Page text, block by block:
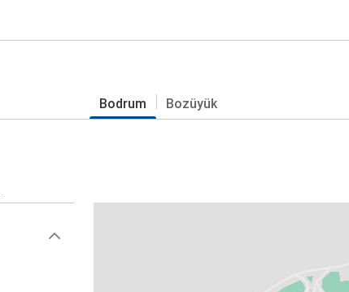
Bodrum Bozüyük